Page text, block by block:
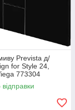
Prevista д/
for Style 24,
773304